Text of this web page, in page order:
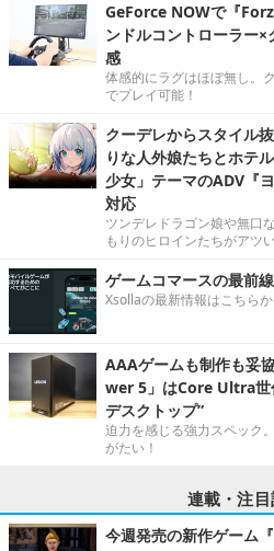
GeForce NOWで『
ンドルコントローラー
感
体感的にラグはほぼ無し。
でプレイ可能！
クーデレからスタイル
りな人外娘たちとホテ
少女」テーマのADV『
対応
ツンデレドラゴン娘や無口
もりのヒロインたちがアツ
ゲームコマースの最前
Xsollaの最新情報はこちらか
AAAゲームも制作も妥
wer 5」はCore Ultra世
デスクトップ”
迫力を感じる強力スペック
がたい！
連載・注目
今週発売の新作ゲーム